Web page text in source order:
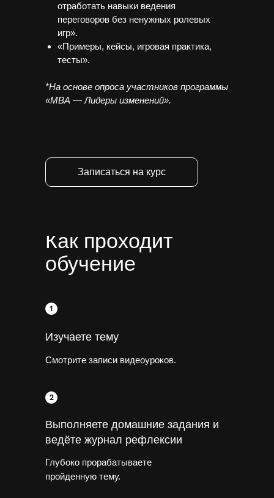
Записаться на курс
отработать навыки ведения
переговоров без ненужных ролевых
игр».
«Примеры, кейсы, игровая практика,
тесты».
*На основе опроса участников программы
«МВА — Лидеры изменений».
Как проходит
обучение
Смотрите записи видеоуроков.
Глубоко прорабатываете
пройденную тему.
Изучаете тему
Выполняете домашние задания и
ведёте журнал рефлексии